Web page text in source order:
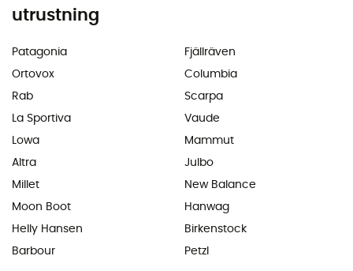
utrustning
Patagonia
Ortovox
Rab
La Sportiva
Lowa
Altra
Millet
Moon Boot
Helly Hansen
Barbour
Fjällräven
Columbia
Scarpa
Vaude
Mammut
Julbo
New Balance
Hanwag
Birkenstock
Petzl